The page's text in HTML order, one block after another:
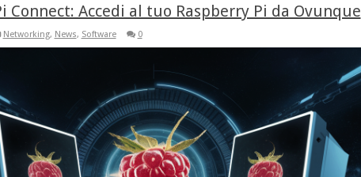
Connect: Accedi al tuo Raspberry Pi da Ovunque
Networking, News, Software 0